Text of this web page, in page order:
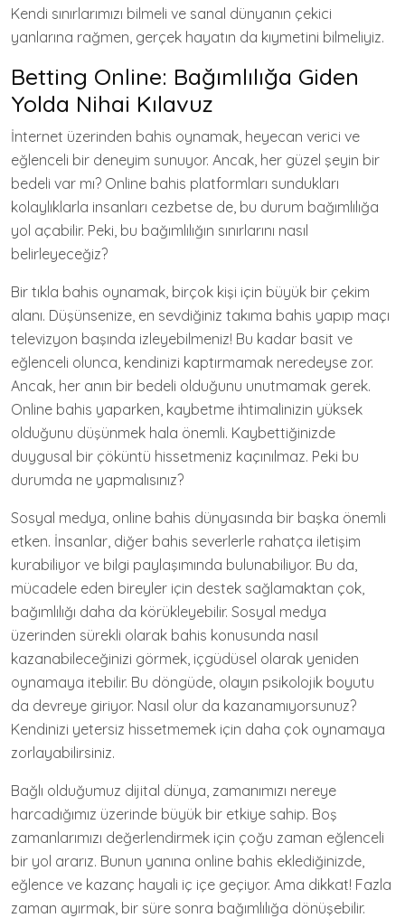
Kendi sınırlarımızı bilmeli ve sanal dünyanın çekici
yanlarına rağmen, gerçek hayatın da kıymetini bilmeliyiz.
Betting Online: Bağımlılığa Giden
Yolda Nihai Kılavuz
İnternet üzerinden bahis oynamak, heyecan verici ve
eğlenceli bir deneyim sunuyor. Ancak, her güzel şeyin bir
bedeli var mı? Online bahis platformları sundukları
kolaylıklarla insanları cezbetse de, bu durum bağımlılığa
yol açabilir. Peki, bu bağımlılığın sınırlarını nasıl
belirleyeceğiz?
Bir tıkla bahis oynamak, birçok kişi için büyük bir çekim
alanı. Düşünsenize, en sevdiğiniz takıma bahis yapıp maçı
televizyon başında izleyebilmeniz! Bu kadar basit ve
eğlenceli olunca, kendinizi kaptırmamak neredeyse zor.
Ancak, her anın bir bedeli olduğunu unutmamak gerek.
Online bahis yaparken, kaybetme ihtimalinizin yüksek
olduğunu düşünmek hala önemli. Kaybettiğinizde
duygusal bir çöküntü hissetmeniz kaçınılmaz. Peki bu
durumda ne yapmalısınız?
Sosyal medya, online bahis dünyasında bir başka önemli
etken. İnsanlar, diğer bahis severlerle rahatça iletişim
kurabiliyor ve bilgi paylaşımında bulunabiliyor. Bu da,
mücadele eden bireyler için destek sağlamaktan çok,
bağımlılığı daha da körükleyebilir. Sosyal medya
üzerinden sürekli olarak bahis konusunda nasıl
kazanabileceğinizi görmek, içgüdüsel olarak yeniden
oynamaya itebilir. Bu döngüde, olayın psikolojik boyutu
da devreye giriyor. Nasıl olur da kazanamıyorsunuz?
Kendinizi yetersiz hissetmemek için daha çok oynamaya
zorlayabilirsiniz.
Bağlı olduğumuz dijital dünya, zamanımızı nereye
harcadığımız üzerinde büyük bir etkiye sahip. Boş
zamanlarımızı değerlendirmek için çoğu zaman eğlenceli
bir yol ararız. Bunun yanına online bahis eklediğinizde,
eğlence ve kazanç hayali iç içe geçiyor. Ama dikkat! Fazla
zaman ayırmak, bir süre sonra bağımlılığa dönüşebilir.